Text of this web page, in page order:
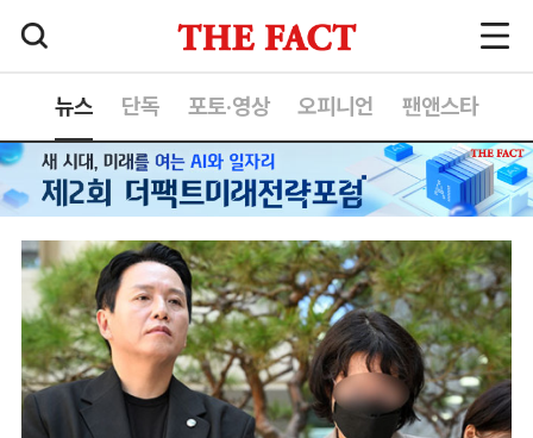
뉴스 단독 포토·영상 오피니언 팬앤스타